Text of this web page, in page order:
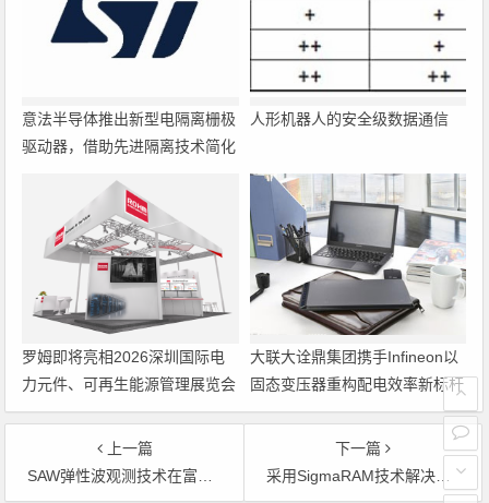
意法半导体推出新型电隔离栅极
驱动器，借助先进隔离技术简化
人形机器人的安全级数据通信
罗姆即将亮相2026深圳国际电
力元件、可再生能源管理展览会
暨研讨会
大联大诠鼎集团携手Infineon以
固态变压器重构配电效率新标杆
上一篇
SAW弹性波观测技术在富士通问世
下一篇
采用SigmaRAM技术解决高速存储和缓存器件的带宽瓶径